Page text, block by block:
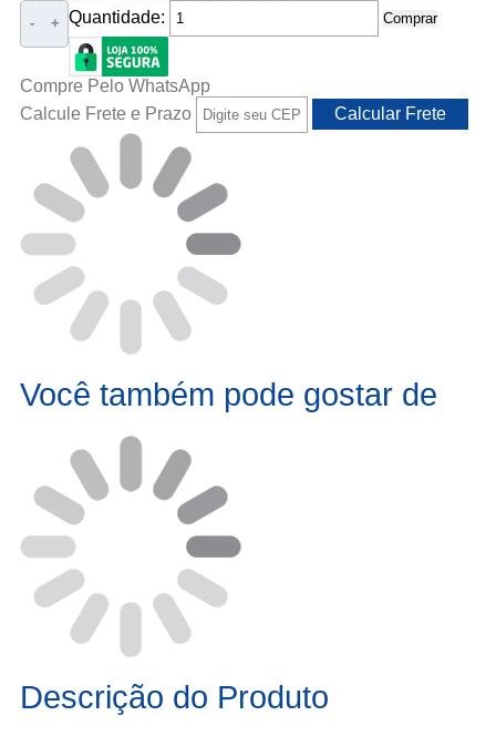
Quantidade:
- + Comprar
Compre Pelo WhatsApp
Calcule Frete e Prazo
Você também pode gostar de
Descrição do Produto